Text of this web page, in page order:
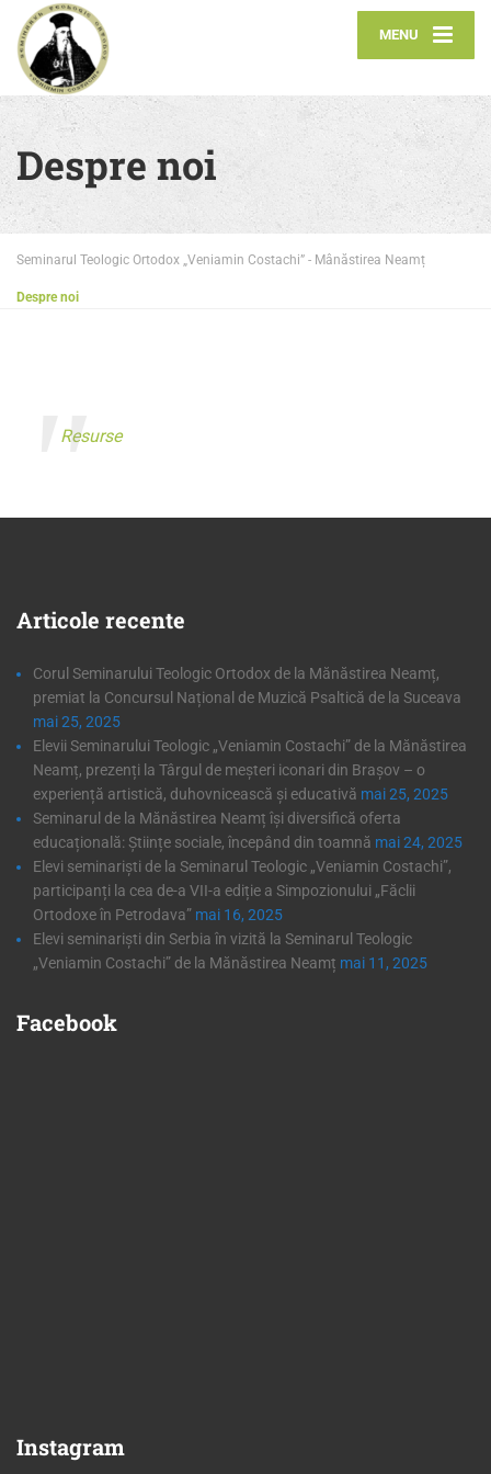
MENU
Despre noi
Seminarul Teologic Ortodox „Veniamin Costachi” - Mânăstirea Neamț
Despre noi
Resurse
Articole recente
Corul Seminarului Teologic Ortodox de la Mănăstirea Neamț,
premiat la Concursul Național de Muzică Psaltică de la Suceava
mai 25, 2025
Elevii Seminarului Teologic „Veniamin Costachi” de la Mănăstirea
Neamț, prezenți la Târgul de meșteri iconari din Brașov – o
experiență artistică, duhovnicească și educativă mai 25, 2025
Seminarul de la Mănăstirea Neamț își diversifică oferta
educațională: Științe sociale, începând din toamnă mai 24, 2025
Elevi seminariști de la Seminarul Teologic „Veniamin Costachi”,
participanți la cea de-a VII-a ediție a Simpozionului „Făclii
Ortodoxe în Petrodava” mai 16, 2025
Elevi seminariști din Serbia în vizită la Seminarul Teologic
„Veniamin Costachi” de la Mănăstirea Neamț mai 11, 2025
Facebook
Instagram